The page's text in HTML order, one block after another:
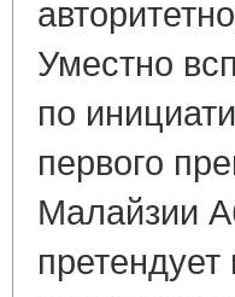
Уместно
по
первого
Малайзии